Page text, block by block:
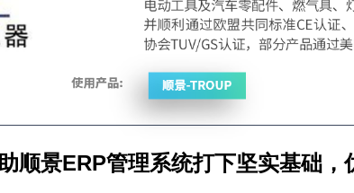
顺景ERP管理系统打下坚实基础，